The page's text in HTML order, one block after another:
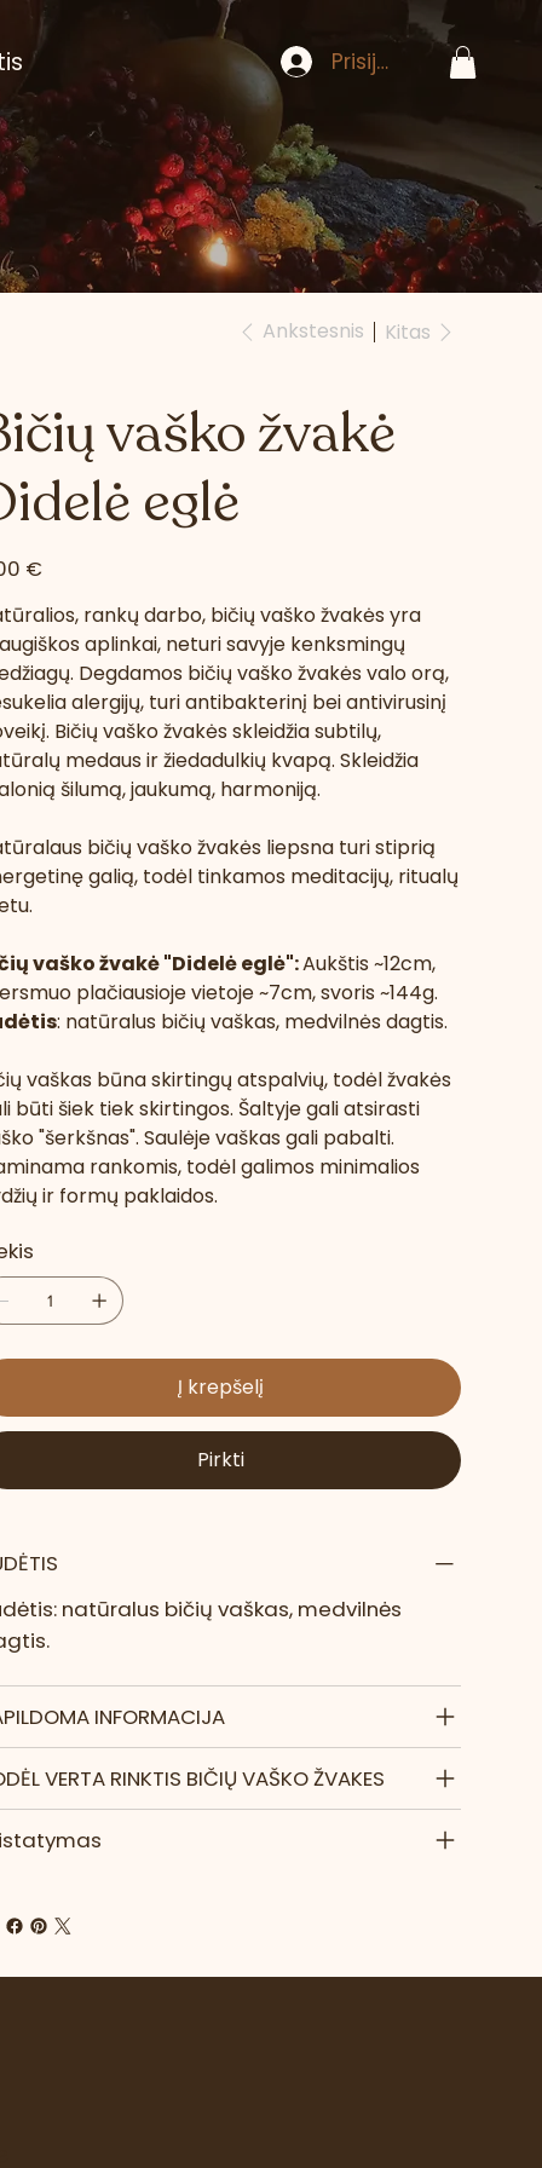
Prisijungti
Ankstesnis Kitas
vaško žvakė
eglė
€
rankų darbo, bičių vaško žvakės yra
aplinkai, neturi savyje kenksmingų
Degdamos bičių vaško žvakės valo orą,
alergijų, turi antibakterinį bei antivirusinį
Bičių vaško žvakės skleidžia subtilų,
medaus ir žiedadulkių kvapą. Skleidžia
šilumą, jaukumą, harmoniją.
bičių vaško žvakės liepsna turi stiprią
galią, todėl tinkamos meditacijų, ritualų
vaško žvakė "Didelė eglė":Aukštis ~12cm,
plačiausioje vietoje ~7cm, svoris ~144g.
: natūralus bičių vaškas, medvilnės dagtis.
vaškas būna skirtingų atspalvių, todėl žvakės
būti šiek tiek skirtingos. Šaltyje gali atsirasti
"šerkšnas". Saulėje vaškas gali pabalti.
rankomis, todėl galimos minimalios
ir formų paklaidos.
Į krepšelį
Pirkti
natūralus bičių vaškas, medvilnės
INFORMACIJA
VERTA RINKTIS BIČIŲ VAŠKO ŽVAKES